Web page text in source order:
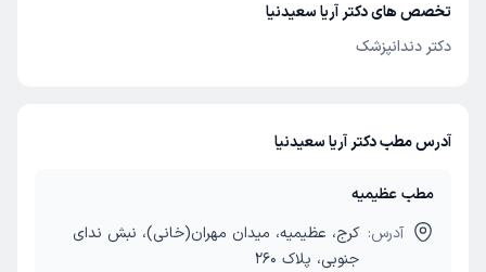
تخصص های دکتر آریا سعیدنیا
دکتر دندانپزشک
آدرس مطب دکتر آریا سعیدنیا
مطب عظیمیه
آدرس: کرج، عظیمیه، میدان مهران(خانی)، نبش ندای
جنوبی، پلاک 260